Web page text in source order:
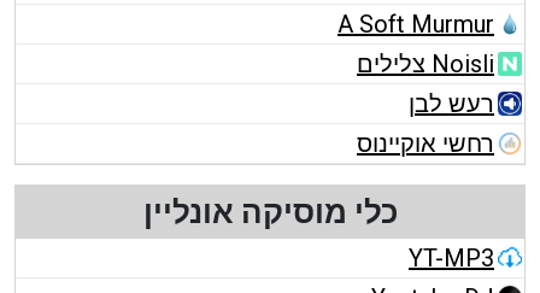
A Soft Murmur
Noisli צלילים
רעש לבן
רחשי אוקיינוס
כלי מוסיקה אונליין
YT-MP3